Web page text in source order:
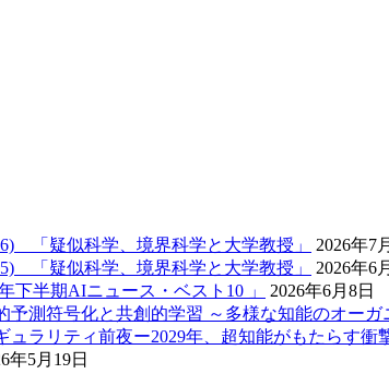
「疑似科学、境界科学と大学教授」
2026年7
「疑似科学、境界科学と大学教授」
2026年6
半期AIニュース・ベスト10 」
2026年6月8日
測符号化と共創的学習 ～多様な知能のオーガ
ラリティ前夜ー2029年、超知能がもたらす衝
年5月19日